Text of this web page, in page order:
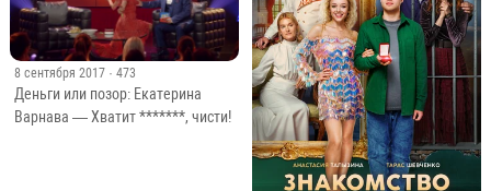
8 сентября 2017 · 473
Деньги или позор: Екатерина
Варнава — Хватит *******, чисти!